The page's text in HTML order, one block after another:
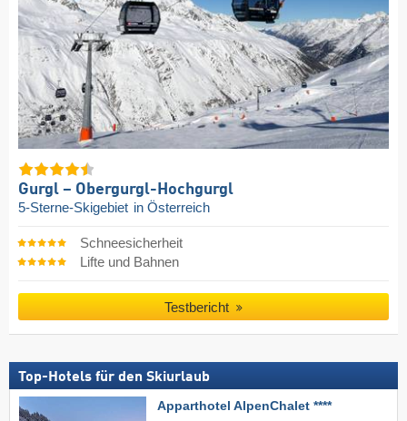
Gurgl – Obergurgl-Hochgurgl
5-Sterne-Skigebiet in Österreich
Schneesicherheit
Lifte und Bahnen
Testbericht
Top-Hotels für den Skiurlaub
Apparthotel AlpenChalet ****